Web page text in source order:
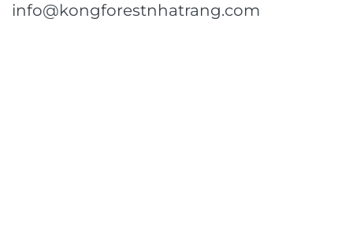
info@kongforestnhatrang.com